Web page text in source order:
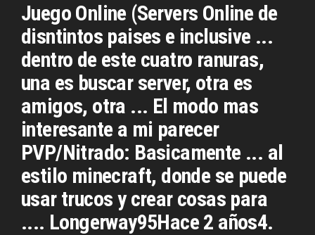
Juego Online (Servers Online de
disntintos paises e inclusive ...
dentro de este cuatro ranuras,
una es buscar server, otra es
amigos, otra ... El modo mas
interesante a mi parecer
PVP/Nitrado: Basicamente ... al
estilo minecraft, donde se puede
usar trucos y crear cosas para
.... Longerway95Hace 2 años4.